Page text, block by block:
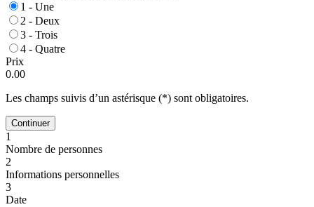
1 - Une
2 - Deux
3 - Trois
4 - Quatre
Prix
0.00
Les champs suivis d’un astérisque (*) sont obligatoires.
Continuer
1
Nombre de personnes
2
Informations personnelles
3
Date